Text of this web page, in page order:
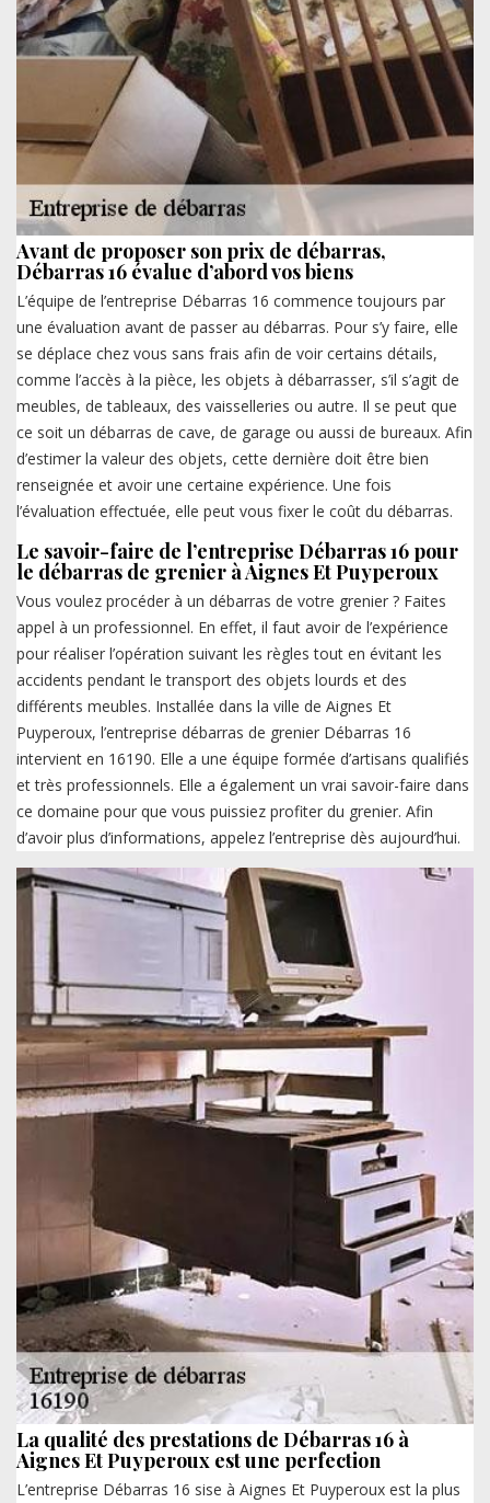
Avant de proposer son prix de débarras,
Débarras 16 évalue d’abord vos biens
L’équipe de l’entreprise Débarras 16 commence toujours par
une évaluation avant de passer au débarras. Pour s’y faire, elle
se déplace chez vous sans frais afin de voir certains détails,
comme l’accès à la pièce, les objets à débarrasser, s’il s’agit de
meubles, de tableaux, des vaisselleries ou autre. Il se peut que
ce soit un débarras de cave, de garage ou aussi de bureaux. Afin
d’estimer la valeur des objets, cette dernière doit être bien
renseignée et avoir une certaine expérience. Une fois
l’évaluation effectuée, elle peut vous fixer le coût du débarras.
Le savoir-faire de l’entreprise Débarras 16 pour
le débarras de grenier à Aignes Et Puyperoux
Vous voulez procéder à un débarras de votre grenier ? Faites
appel à un professionnel. En effet, il faut avoir de l’expérience
pour réaliser l’opération suivant les règles tout en évitant les
accidents pendant le transport des objets lourds et des
différents meubles. Installée dans la ville de Aignes Et
Puyperoux, l’entreprise débarras de grenier Débarras 16
intervient en 16190. Elle a une équipe formée d’artisans qualifiés
et très professionnels. Elle a également un vrai savoir-faire dans
ce domaine pour que vous puissiez profiter du grenier. Afin
d’avoir plus d’informations, appelez l’entreprise dès aujourd’hui.
La qualité des prestations de Débarras 16 à
Aignes Et Puyperoux est une perfection
L’entreprise Débarras 16 sise à Aignes Et Puyperoux est la plus